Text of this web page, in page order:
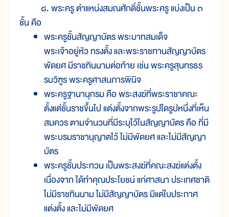
๘. พระครู ตำแหน่งสมณศักดิ์ชั้นพระครู แบ่งเป็น ๓
ชั้น คือ
พระครูชั้นสัญญาบัตร พระบาทสมเด็จ
พระเจ้าอยู่หัว ทรงตั้ง และพระราชทานสัญญาบัตร
พัดยศ มีราชทินนามต่อท้าย เช่น พระครูสุนทรธร
รมวิฑูร พระครูศาสนภารพินิจ
พระครูฐานานุกรม คือ พระสงฆ์ที่พระราชาคณะ
ตั้งแต่ชั้นราชขึ้นไป แต่งตั้งจากพระรูปใดรูปหนึ่งที่เห็น
สมควร ตามจำนวนที่มีระบุไว้ในสัญญาบัตร คือ ที่มี
พระบรมราชานุญาตไว้ ไม่มีพัดยศ และไม่มีสัญญา
บัตร
พระครูชั้นประทวน เป็นพระสงฆ์ที่คณะสงฆ์แต่งตั้ง
เนื่องจาก ได้ทำคุณประโยชน์ แก่ศาสนา ประเทศชาติ
ไม่มีราชทินนาม ไม่มีสัญญาบัตร มีแต่ใบประกาศ
แต่งตั้ง และไม่มีพัดยศ